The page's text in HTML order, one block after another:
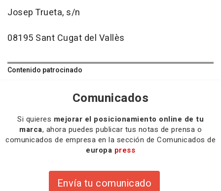
Josep Trueta, s/n
08195 Sant Cugat del Vallès
Contenido patrocinado
Comunicados
Si quieres mejorar el posicionamiento online de tu
marca, ahora puedes publicar tus notas de prensa o
comunicados de empresa en la sección de Comunicados de
europa press
Envía tu comunicado